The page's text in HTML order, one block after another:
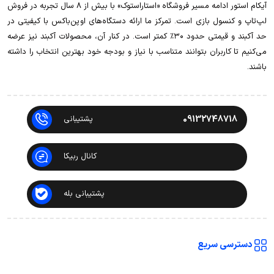
آیکام استور ادامه مسیر فروشگاه «استاراستوک» با بیش از ۸ سال تجربه در فروش
لپ‌تاپ و کنسول بازی است. تمرکز ما ارائه دستگاه‌های اوپن‌باکس با کیفیتی در
حد آکبند و قیمتی حدود ۳۰٪ کمتر است. در کنار آن، محصولات آکبند نیز عرضه
می‌کنیم تا کاربران بتوانند متناسب با نیاز و بودجه خود بهترین انتخاب را داشته
باشند.
09132748718 پشتیبانی
کانال ربیکا
پشتیبانی بله
دسترسی سریع